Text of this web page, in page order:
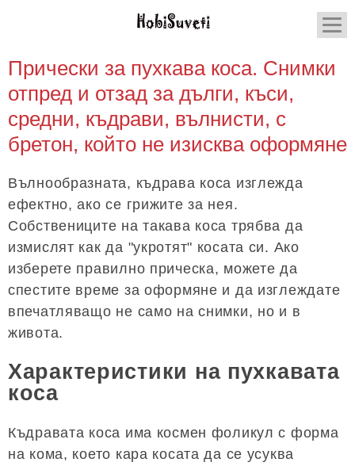
Прически за пухкава коса. Снимки
отпред и отзад за дълги, къси,
средни, къдрави, вълнисти, с
бретон, който не изисква оформяне
Вълнообразната, къдрава коса изглежда
ефектно, ако се грижите за нея.
Собствениците на такава коса трябва да
измислят как да "укротят" косата си. Ако
изберете правилно прическа, можете да
спестите време за оформяне и да изглеждате
впечатляващо не само на снимки, но и в
живота.
Характеристики на пухкавата
коса
Къдравата коса има космен фоликул с форма
на кома, което кара косата да се усуква